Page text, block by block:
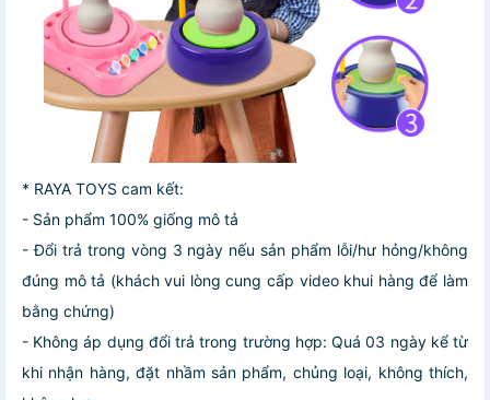
* RAYA TOYS cam kết:
- Sản phẩm 100% giống mô tả
- Đổi trả trong vòng 3 ngày nếu sản phẩm lỗi/hư hỏng/không
đúng mô tả (khách vui lòng cung cấp video khui hàng để làm
bằng chứng)
- Không áp dụng đổi trả trong trường hợp: Quá 03 ngày kể từ
khi nhận hàng, đặt nhầm sản phẩm, chủng loại, không thích,